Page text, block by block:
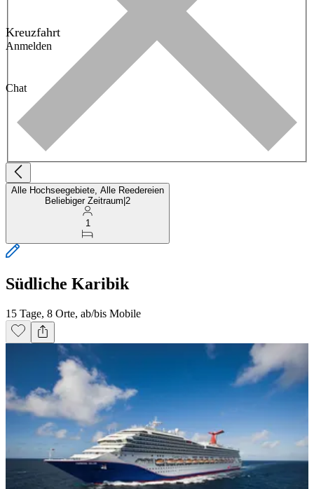
Kreuzfahrt
Anmelden
Chat
Alle Hochseegebiete, Alle Reedereien
Beliebiger Zeitraum 2
1
Südliche Karibik
15 Tage, 8 Orte, ab/bis Mobile